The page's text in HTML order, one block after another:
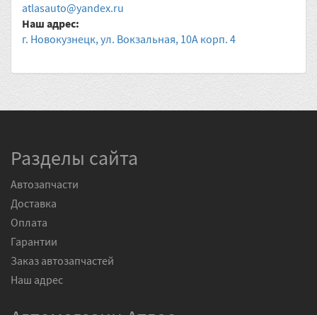
atlasauto@yandex.ru
Наш адрес:
г. Новокузнецк, ул. Вокзальная, 10А корп. 4
Разделы сайта
Автозапчасти
Доставка
Оплата
Гарантии
Заказ автозапчастей
Наш адрес